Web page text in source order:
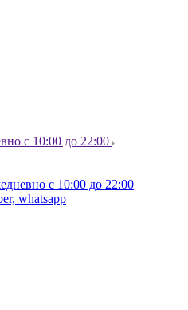
с 10:00 до 22:00
с 10:00 до 22:00
whatsapp